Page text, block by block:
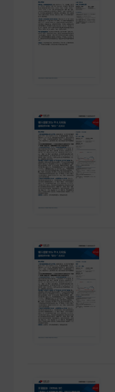
财报
PROSPECTUS
期货研究
FUTURES
QUANT